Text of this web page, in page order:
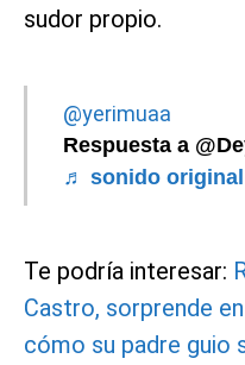
sudor propio.
@yerimuaa
Respuesta a
♬ sonido original
Te podría interesar:
Castro, sorprende
cómo su padre guio